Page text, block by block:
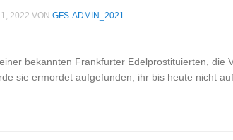
2022 VON GFS-ADMIN_2021
bekannten Frankfurter Edelprostituierten, die
sie ermordet aufgefunden, ihr bis heute nicht